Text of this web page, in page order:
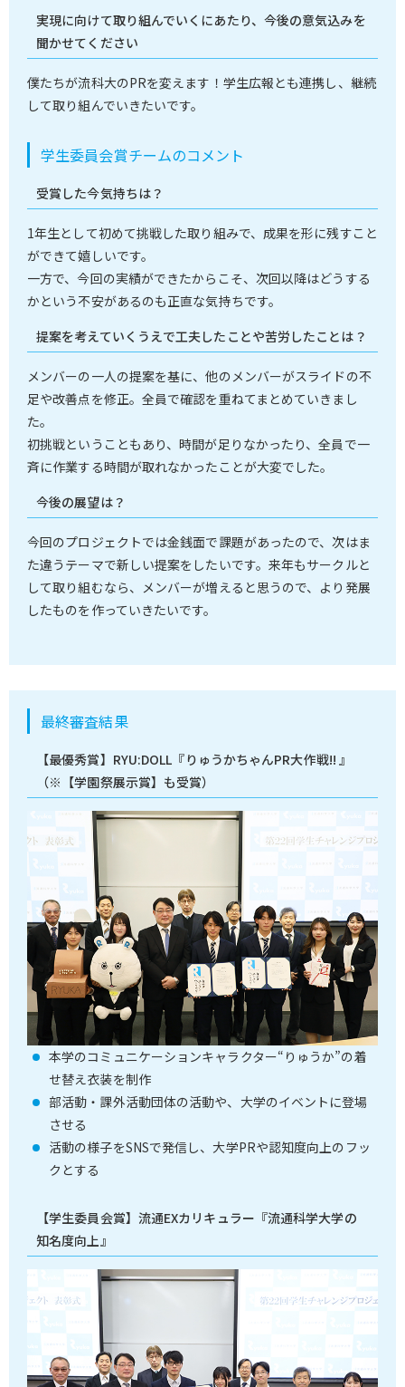
実現に向けて取り組んでいくにあたり、今後の意気込みを
聞かせてください
僕たちが流科大のPRを変えます！学生広報とも連携し、継続
して取り組んでいきたいです。
学生委員会賞チームのコメント
受賞した今気持ちは？
1年生として初めて挑戦した取り組みで、成果を形に残すこと
ができて嬉しいです。
一方で、今回の実績ができたからこそ、次回以降はどうする
かという不安があるのも正直な気持ちです。
提案を考えていくうえで工夫したことや苦労したことは？
メンバーの一人の提案を基に、他のメンバーがスライドの不
足や改善点を修正。全員で確認を重ねてまとめていきまし
た。
初挑戦ということもあり、時間が足りなかったり、全員で一
斉に作業する時間が取れなかったことが大変でした。
今後の展望は？
今回のプロジェクトでは金銭面で課題があったので、次はま
た違うテーマで新しい提案をしたいです。来年もサークルと
して取り組むなら、メンバーが増えると思うので、より発展
したものを作っていきたいです。
最終審査結果
【最優秀賞】RYU:DOLL『りゅうかちゃんPR大作戦!! 』
（※【学園祭展示賞】も受賞）
本学のコミュニケーションキャラクター“りゅうか”の着
せ替え衣装を制作
部活動・課外活動団体の活動や、大学のイベントに登場
させる
活動の様子をSNSで発信し、大学PRや認知度向上のフッ
クとする
【学生委員会賞】流通EXカリキュラー『流通科学大学の
知名度向上』